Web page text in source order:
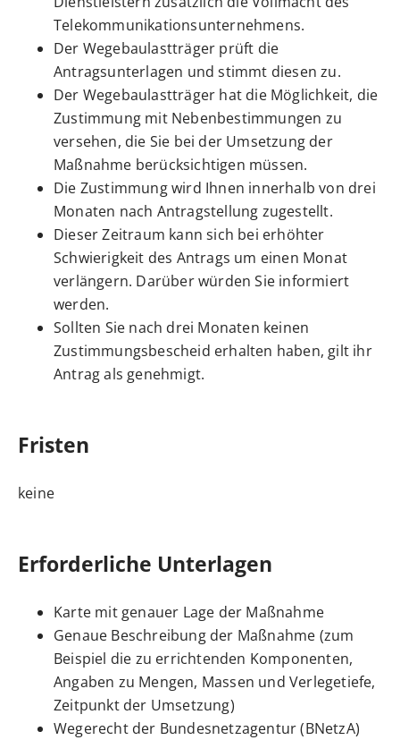
Telekommunikationsunternehmens.
Der Wegebaulastträger prüft die
Antragsunterlagen und stimmt diesen zu.
Der Wegebaulastträger hat die Möglichkeit, die
Zustimmung mit Nebenbestimmungen zu
versehen, die Sie bei der Umsetzung der
Maßnahme berücksichtigen müssen.
Die Zustimmung wird Ihnen innerhalb von drei
Monaten nach Antragstellung zugestellt.
Dieser Zeitraum kann sich bei erhöhter
Schwierigkeit des Antrags um einen Monat
verlängern. Darüber würden Sie informiert
werden.
Sollten Sie nach drei Monaten keinen
Zustimmungsbescheid erhalten haben, gilt ihr
Antrag als genehmigt.
Fristen
keine
Erforderliche Unterlagen
Karte mit genauer Lage der Maßnahme
Genaue Beschreibung der Maßnahme (zum
Beispiel die zu errichtenden Komponenten,
Angaben zu Mengen, Massen und Verlegetiefe,
Zeitpunkt der Umsetzung)
Wegerecht der Bundesnetzagentur (BNetzA)